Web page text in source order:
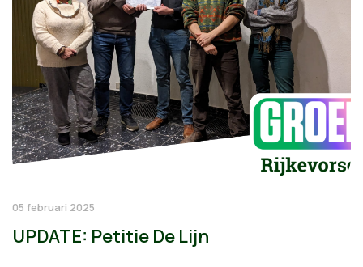
05 februari 2025
UPDATE: Petitie De Lijn